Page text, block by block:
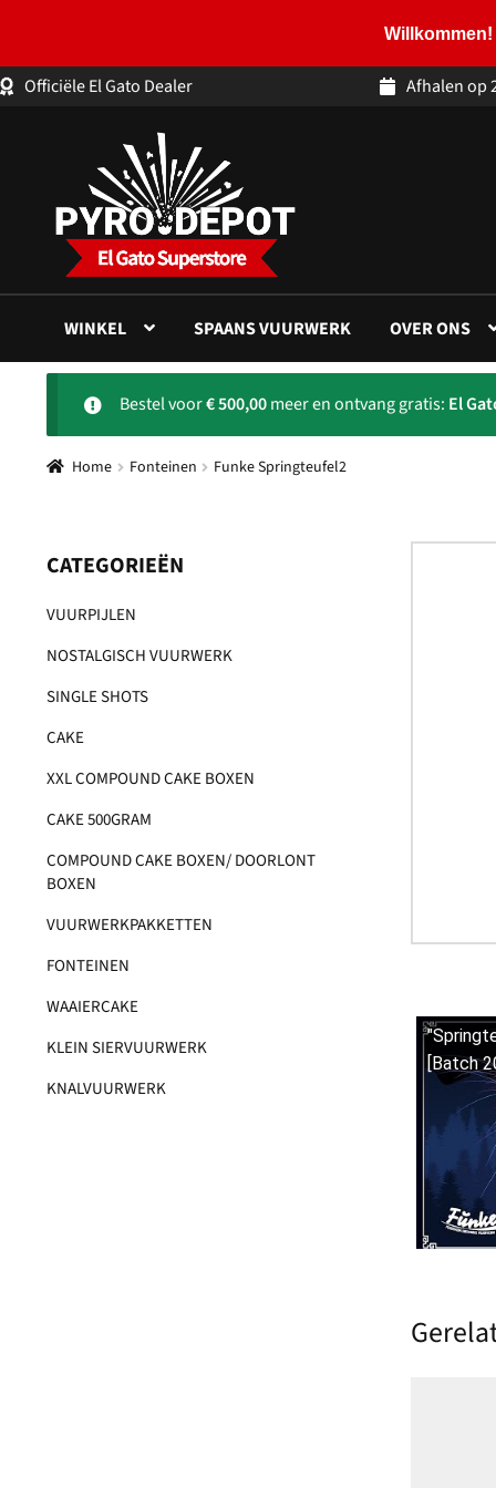
Officiële El Gato Dealer
Afhalen op
navigatie
inhoud
WINKEL SPAANS VUURWERK OVER ONS
Bestel voor€500,00meer en ontvang gratis: El
Home Fonteinen Funke Springteufel2
[Batch
CATEGORIEËN
VUURPIJLEN
NOSTALGISCH VUURWERK
SINGLE SHOTS
CAKE
XXL COMPOUND CAKE BOXEN
CAKE 500GRAM
COMPOUND CAKE BOXEN/ DOORLONT
BOXEN
VUURWERKPAKKETTEN
FONTEINEN
WAAIERCAKE
KLEIN SIERVUURWERK
KNALVUURWERK